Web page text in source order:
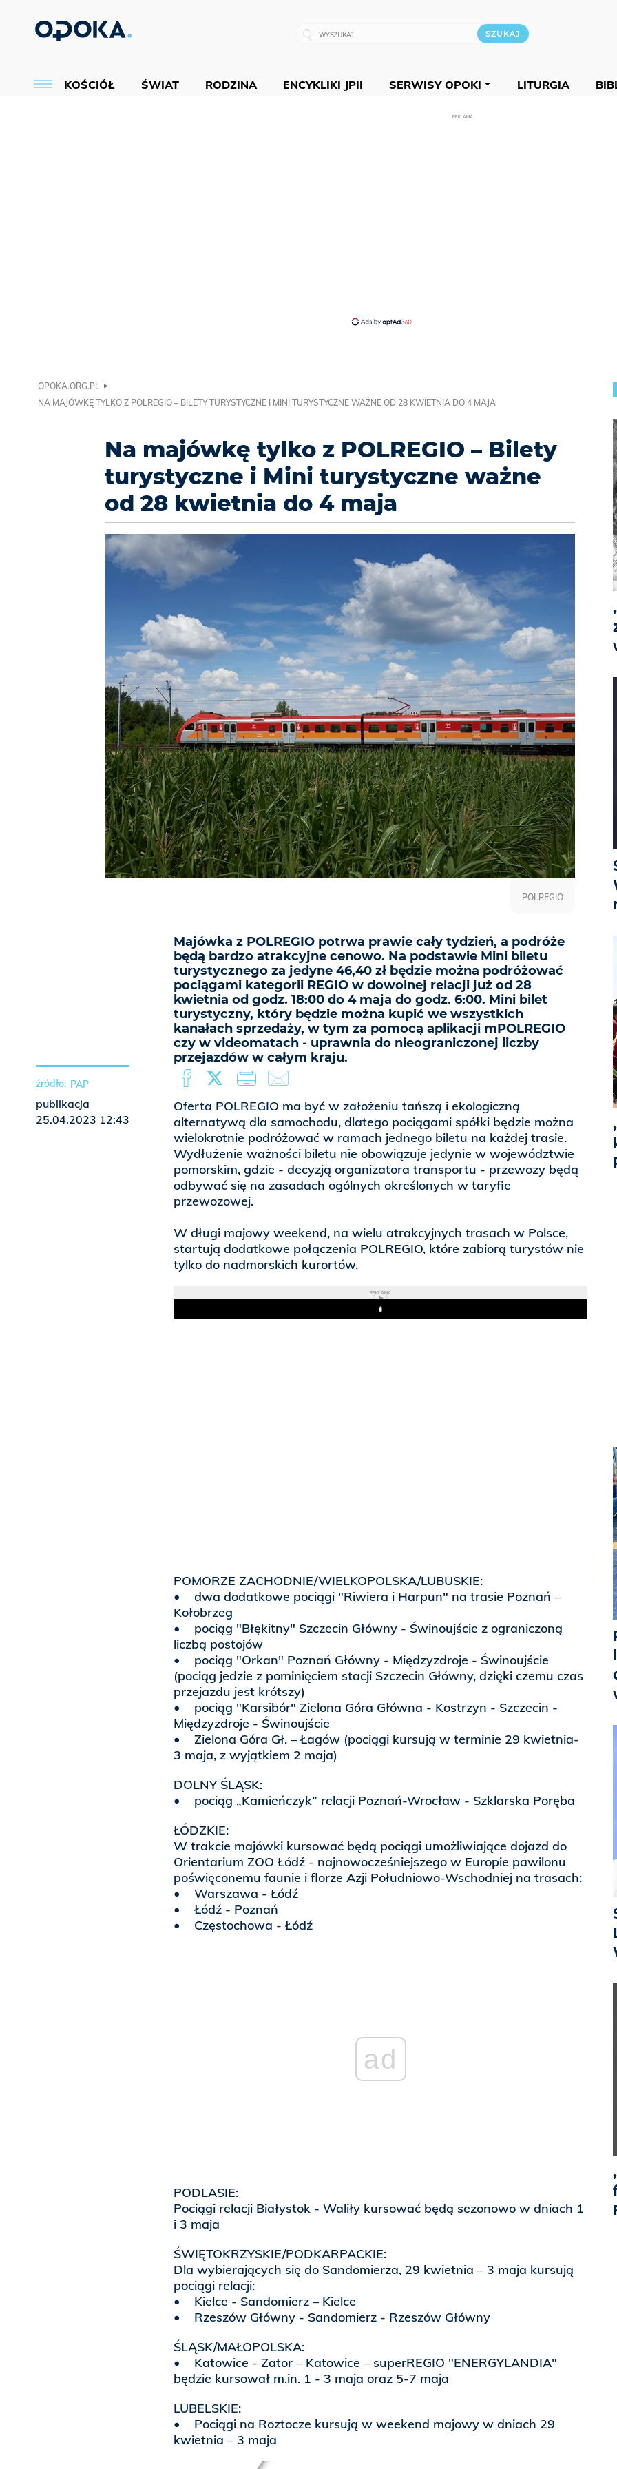
KOŚCIÓŁ ŚWIAT RODZINA ENCYKLIKI JPII SERWISY OPOKI LITURGIA
REKLAMA
OPOKA.ORG.PL
NA MAJÓWKĘ TYLKO Z POLREGIO – BILETY TURYSTYCZNE I MINI TURYSTYCZNE WAŻNE OD 28 KWIETNIA DO 4 MAJA
Na majówkę tylko z POLREGIO – Bilety
turystyczne i Mini turystyczne ważne
od 28 kwietnia do 4 maja
Majówka z POLREGIO potrwa prawie cały tydzień, a podróże
będą bardzo atrakcyjne cenowo. Na podstawie Mini biletu
turystycznego za jedyne 46,40 zł będzie można podróżować
pociągami kategorii REGIO w dowolnej relacji już od 28
kwietnia od godz. 18:00 do 4 maja do godz. 6:00. Mini bilet
turystyczny, który będzie można kupić we wszystkich
kanałach sprzedaży, w tym za pomocą aplikacji mPOLREGIO
czy w videomatach - uprawnia do nieograniczonej liczby
przejazdów w całym kraju.
POLREGIO
Oferta POLREGIO ma być w założeniu tańszą i ekologiczną
alternatywą dla samochodu, dlatego pociągami spółki będzie można
wielokrotnie podróżować w ramach jednego biletu na każdej trasie.
Wydłużenie ważności biletu nie obowiązuje jedynie w województwie
pomorskim, gdzie - decyzją organizatora transportu - przewozy będą
odbywać się na zasadach ogólnych określonych w taryfie
przewozowej.
W długi majowy weekend, na wielu atrakcyjnych trasach w Polsce,
startują dodatkowe połączenia POLREGIO, które zabiorą turystów nie
tylko do nadmorskich kurortów.
REKLAMA
Play
POMORZE ZACHODNIE/WIELKOPOLSKA/LUBUSKIE:
• dwa dodatkowe pociągi "Riwiera i Harpun" na trasie Poznań –
Kołobrzeg
• pociąg "Błękitny" Szczecin Główny - Świnoujście z ograniczoną
liczbą postojów
• pociąg "Orkan" Poznań Główny - Międzyzdroje - Świnoujście
(pociąg jedzie z pominięciem stacji Szczecin Główny, dzięki czemu czas
przejazdu jest krótszy)
• pociąg "Karsibór" Zielona Góra Główna - Kostrzyn - Szczecin -
Międzyzdroje - Świnoujście
• Zielona Góra Gł. – Łagów (pociągi kursują w terminie 29 kwietnia-
3 maja, z wyjątkiem 2 maja)
DOLNY ŚLĄSK:
• pociąg „Kamieńczyk” relacji Poznań-Wrocław - Szklarska Poręba
ŁÓDZKIE:
W trakcie majówki kursować będą pociągi umożliwiające dojazd do
Orientarium ZOO Łódź - najnowocześniejszego w Europie pawilonu
poświęconemu faunie i florze Azji Południowo-Wschodniej na trasach:
• Warszawa - Łódź
• Łódź - Poznań
• Częstochowa - Łódź
ad
PODLASIE:
Pociągi relacji Białystok - Waliły kursować będą sezonowo w dniach 1
i 3 maja
ŚWIĘTOKRZYSKIE/PODKARPACKIE:
Dla wybierających się do Sandomierza, 29 kwietnia – 3 maja kursują
pociągi relacji:
• Kielce - Sandomierz – Kielce
• Rzeszów Główny - Sandomierz - Rzeszów Główny
ŚLĄSK/MAŁOPOLSKA:
• Katowice - Zator – Katowice – superREGIO "ENERGYLANDIA"
będzie kursował m.in. 1 - 3 maja oraz 5-7 maja
LUBELSKIE:
• Pociągi na Roztocze kursują w weekend majowy w dniach 29
kwietnia – 3 maja
PAP
publikacja
25.04.2023 12:43